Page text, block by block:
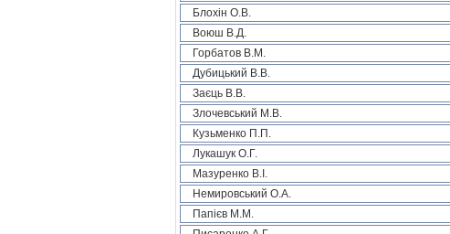
Блохін О.В.
Воюш В.Д.
Горбатов В.М.
Дубицький В.В.
Заєць В.В.
Злочевський М.В.
Кузьменко П.П.
Лукашук О.Г.
Мазуренко В.І.
Немировський О.А.
Папієв М.М.